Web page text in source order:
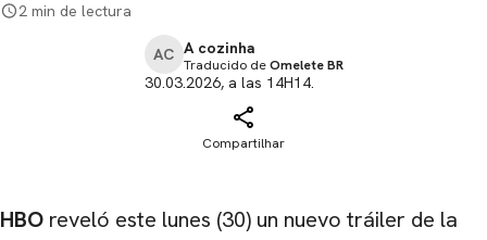
2 min de lectura
AC A cozinha
Traducido deOmelete BR
30.03.2026, a las 14H14.
Compartilhar
HBO reveló este lunes (30) un nuevo tráiler de la